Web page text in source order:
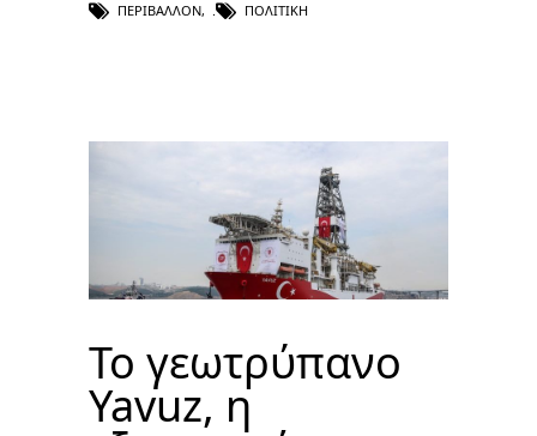
ΠΕΡΙΒΆΛΛΟΝ, ΠΟΛΙΤΙΚΉ
Το γεωτρύπανο
Yavuz, η